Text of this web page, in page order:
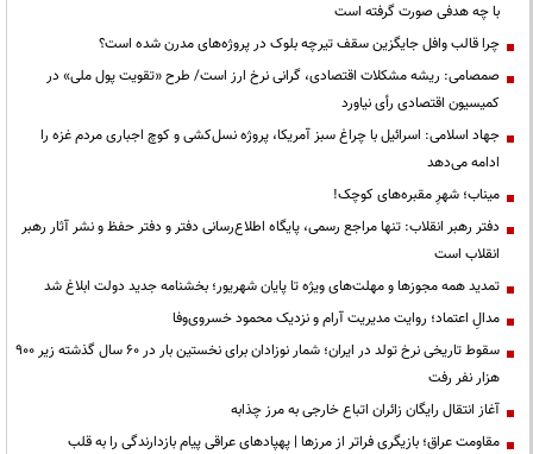
با چه هدفی صورت گرفته است
چرا قالب وافل جایگزین سقف تیرچه بلوک در پروژه‌های مدرن شده است؟
صمصامی: ریشه مشکلات اقتصادی، گرانی نرخ ارز است/ طرح «تقویت پول ملی» در
کمیسیون اقتصادی رأی نیاورد
جهاد اسلامی: اسرائیل با چراغ سبز آمریکا، پروژه نسل‌کشی و کوچ اجباری مردم غزه را
ادامه می‌دهد
میناب؛ شهرِ مقبره‌های کوچک!
دفتر رهبر انقلاب: تنها مراجع رسمی، پایگاه اطلاع‌رسانی دفتر و دفتر حفظ و نشر آثار رهبر
انقلاب است
تمدید همه مجوزها و مهلت‌های ویژه تا پایان شهریور؛ بخشنامه جدید دولت ابلاغ شد
مدالِ اعتماد؛ روایت مدیریت آرام و نزدیک محمود خسروی‌وفا
سقوط تاریخی نرخ تولد در ایران؛ شمار نوزادان برای نخستین بار در ۶۰ سال گذشته زیر ۹۰۰
هزار نفر رفت
آغاز انتقال رایگان زائران اتباع خارجی به مرز چذابه
مقاومت عراق؛ بازیگری فراتر از مرزها | پهپادهای عراقی پیام بازدارندگی را به قلب